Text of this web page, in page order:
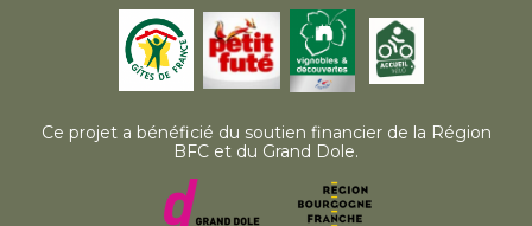
Ce projet a bénéficié du soutien financier de la Région
BFC et du Grand Dole.